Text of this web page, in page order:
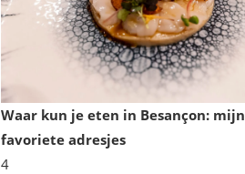
Waar kun je eten in Besançon: mijn
favoriete adresjes
4